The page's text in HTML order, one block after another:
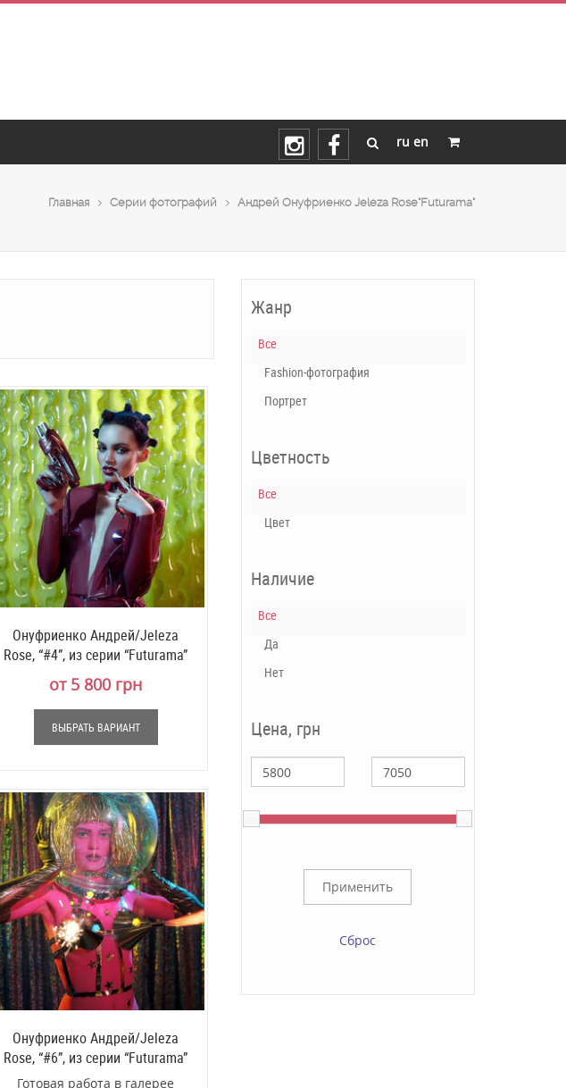
ru en
Главная Cерии фотографий Андрей Онуфриенко Jeleza Rose"Futurama"
Онуфриенко Андрей/Jeleza
Rose, “#4”, из серии “Futurama”
от 5 800 грн
ВЫБРАТЬ ВАРИАНТ
Онуфриенко Андрей/Jeleza
Rose, “#6”, из серии “Futurama”
Готовая работа в галерее
Жанр
Все
Fashion-фотография
Портрет
Цветность
Все
Цвет
Наличие
Все
Да
Нет
Цена, грн
Сброс